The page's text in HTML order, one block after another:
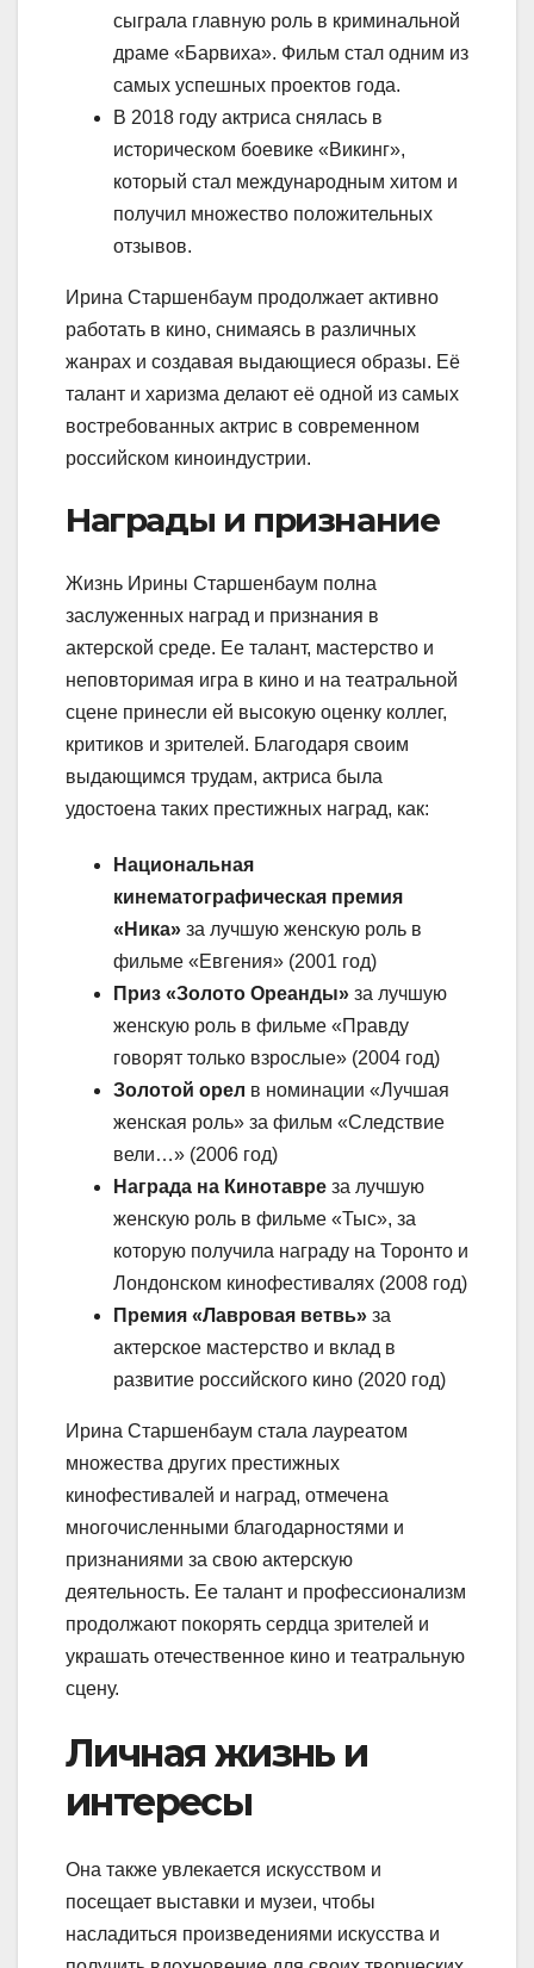
сыграла главную роль в криминальной
драме «Барвиха». Фильм стал одним из
самых успешных проектов года.
В 2018 году актриса снялась в
историческом боевике «Викинг»,
который стал международным хитом и
получил множество положительных
отзывов.
Ирина Старшенбаум продолжает активно
работать в кино, снимаясь в различных
жанрах и создавая выдающиеся образы. Её
талант и харизма делают её одной из самых
востребованных актрис в современном
российском киноиндустрии.
Награды и признание
Жизнь Ирины Старшенбаум полна
заслуженных наград и признания в
актерской среде. Ее талант, мастерство и
неповторимая игра в кино и на театральной
сцене принесли ей высокую оценку коллег,
критиков и зрителей. Благодаря своим
выдающимся трудам, актриса была
удостоена таких престижных наград, как:
Национальная
кинематографическая премия
«Ника» за лучшую женскую роль в
фильме «Евгения» (2001 год)
Приз «Золото Ореанды» за лучшую
женскую роль в фильме «Правду
говорят только взрослые» (2004 год)
Золотой орел в номинации «Лучшая
женская роль» за фильм «Следствие
вели…» (2006 год)
Награда на Кинотавре за лучшую
женскую роль в фильме «Тыс», за
которую получила награду на Торонто и
Лондонском кинофестивалях (2008 год)
Премия «Лавровая ветвь» за
актерское мастерство и вклад в
развитие российского кино (2020 год)
Ирина Старшенбаум стала лауреатом
множества других престижных
кинофестивалей и наград, отмечена
многочисленными благодарностями и
признаниями за свою актерскую
деятельность. Ее талант и профессионализм
продолжают покорять сердца зрителей и
украшать отечественное кино и театральную
сцену.
Личная жизнь и
интересы
Она также увлекается искусством и
посещает выставки и музеи, чтобы
насладиться произведениями искусства и